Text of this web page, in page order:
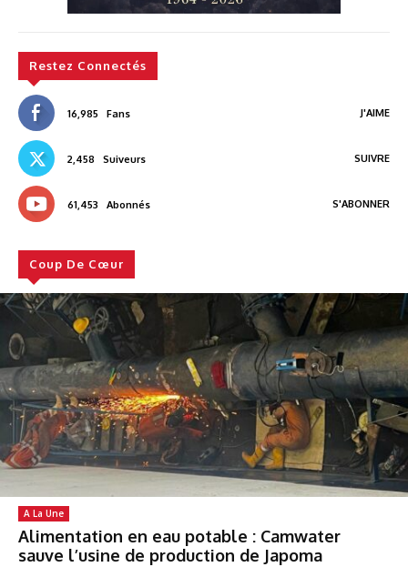
Restez Connectés
16,985 Fans J'AIME
2,458 Suiveurs SUIVRE
61,453 Abonnés S'ABONNER
Coup De Cœur
A La Une
Alimentation en eau potable : Camwater
sauve l’usine de production de Japoma